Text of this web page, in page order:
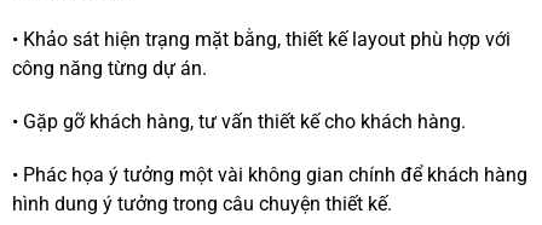
• Khảo sát hiện trạng mặt bằng, thiết kế layout phù hợp với
công năng từng dự án.
• Gặp gỡ khách hàng, tư vấn thiết kế cho khách hàng.
• Phác họa ý tưởng một vài không gian chính để khách hàng
hình dung ý tưởng trong câu chuyện thiết kế.